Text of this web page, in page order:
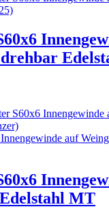
MT